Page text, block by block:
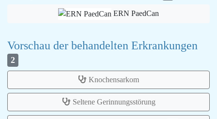
ERN PaedCan
Vorschau der behandelten Erkrankungen
2
Knochensarkom
Seltene Gerinnungsstörung